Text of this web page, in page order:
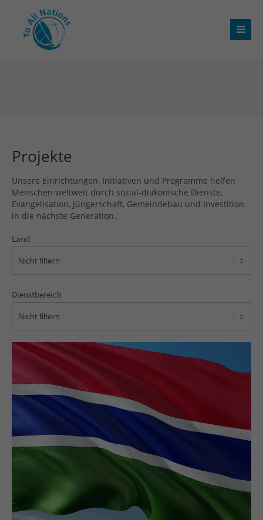
Projekte
Unsere Einrichtungen, Initiativen und Programme helfen
Menschen weltweit durch sozial-diakonische Dienste,
Evangelisation, Jüngerschaft, Gemeindebau und Investition
in die nächste Generation.
Land
Dienstbereich